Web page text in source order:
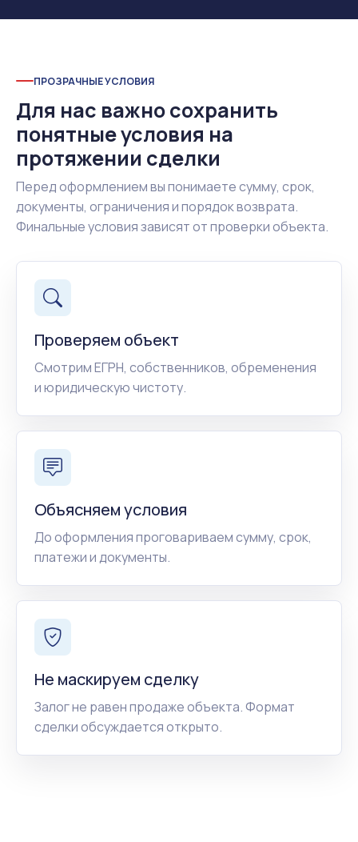
ПРОЗРАЧНЫЕ УСЛОВИЯ
Для нас важно сохранить
понятные условия на
протяжении сделки
Перед оформлением вы понимаете сумму, срок,
документы, ограничения и порядок возврата.
Финальные условия зависят от проверки объекта.
Проверяем объект
Смотрим ЕГРН, собственников, обременения
и юридическую чистоту.
Объясняем условия
До оформления проговариваем сумму, срок,
платежи и документы.
Не маскируем сделку
Залог не равен продаже объекта. Формат
сделки обсуждается открыто.